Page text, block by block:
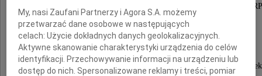
Radcę Ministra w Stałym Przedstawicielstwie RP
przy ONZ w Nowym Jorku (2004 2006)
Odszedł wybitny dyplomata
wyjątkowy i przyjazny innym ludziom Człowiek
My, nasi Zaufani Partnerzy i Agora S.A. możemy
przetwarzać dane osobowe w następujących
celach:Użycie dokładnych danych geolokalizacyjnych.
Aktywne skanowanie charakterystyki urządzenia do celów
identyfikacji. Przechowywanie informacji na urządzeniu lub
dostęp do nich. Spersonalizowane reklamy i treści, pomiar